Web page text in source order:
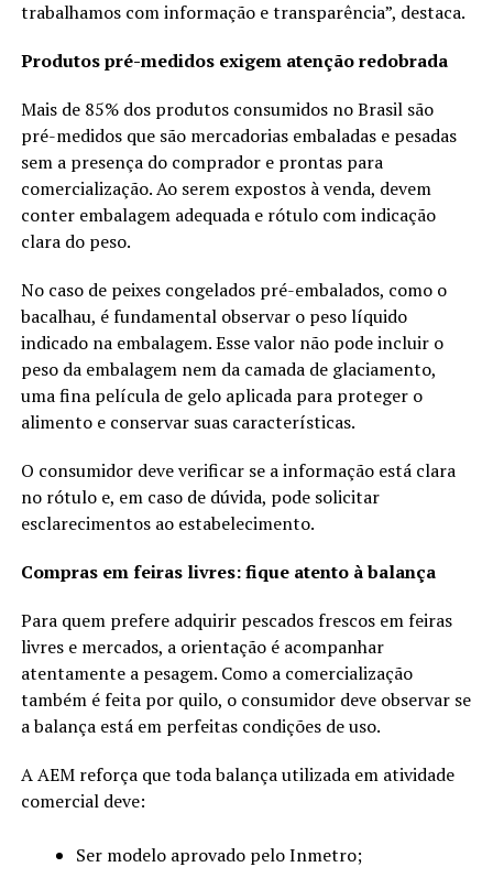
trabalhamos com informação e transparência”, destaca.
Produtos pré-medidos exigem atenção redobrada
Mais de 85% dos produtos consumidos no Brasil são
pré-medidos que são mercadorias embaladas e pesadas
sem a presença do comprador e prontas para
comercialização. Ao serem expostos à venda, devem
conter embalagem adequada e rótulo com indicação
clara do peso.
No caso de peixes congelados pré-embalados, como o
bacalhau, é fundamental observar o peso líquido
indicado na embalagem. Esse valor não pode incluir o
peso da embalagem nem da camada de glaciamento,
uma fina película de gelo aplicada para proteger o
alimento e conservar suas características.
O consumidor deve verificar se a informação está clara
no rótulo e, em caso de dúvida, pode solicitar
esclarecimentos ao estabelecimento.
Compras em feiras livres: fique atento à balança
Para quem prefere adquirir pescados frescos em feiras
livres e mercados, a orientação é acompanhar
atentamente a pesagem. Como a comercialização
também é feita por quilo, o consumidor deve observar se
a balança está em perfeitas condições de uso.
A AEM reforça que toda balança utilizada em atividade
comercial deve:
Ser modelo aprovado pelo Inmetro;